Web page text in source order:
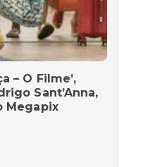
– O Filme’,
Sant’Anna,
Megapix